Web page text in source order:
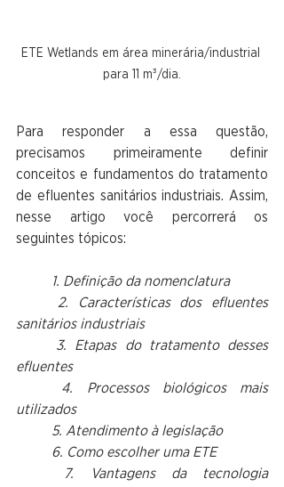
ETE Wetlands em área minerária/industrial
para 11 m³/dia.
Para responder a essa questão,
precisamos primeiramente definir
conceitos e fundamentos do tratamento
de efluentes sanitários industriais. Assim,
nesse artigo você percorrerá os
seguintes tópicos:
	1. Definição da nomenclatura
sanitários industriais
efluentes
utilizados
	5. Atendimento à legislação
	6. Como escolher uma ETE